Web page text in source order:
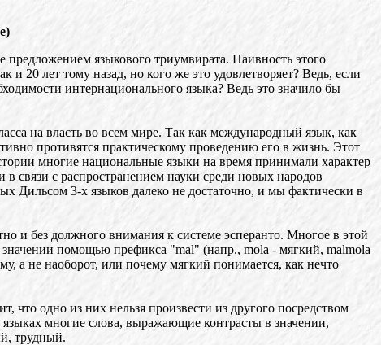
языкового триумвирата. Наивность этого
20 лет тому назад, но кого же это удовлетворяет? Ведь, если
интернационального языка? Ведь это значило бы
на власть во всем мире. Так как международный язык, как
противятся практическому проведению его в жизнь. Этот
многие национальные языки на время принимали характер
связи с распространением науки среди новых народов
Дильсом 3-х языков далеко не достаточно, и мы фактически в
и без должного внимания к системе эсперанто. Многое в этой
помощью префикса "mal" (напр., mola - мягкий, malmola
а не наоборот, или почему мягкий понимается, как нечто
что одно из них нельзя произвести из другого посредством
многие слова, выражающие контрасты в значении,
трудный.